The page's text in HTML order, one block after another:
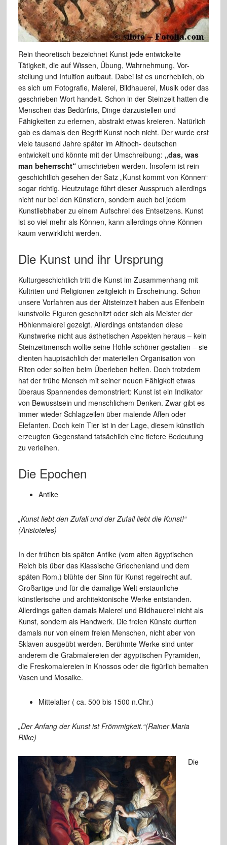
Rein theoretisch bezeichnet Kunst jede entwickelte
Tätigkeit, die auf Wissen, Übung, Wahrnehmung, Vor-
stellung und Intuition aufbaut. Dabei ist es unerheblich, ob
es sich um Fotografie, Malerei, Bildhauerei, Musik oder das
geschrieben Wort handelt. Schon in der Steinzeit hatten die
Menschen das Bedürfnis, Dinge darzustellen und
Fähigkeiten zu erlernen, abstrakt etwas kreieren. Natürlich
gab es damals den Begriff Kunst noch nicht. Der wurde erst
viele tausend Jahre später im Althoch- deutschen
entwickelt und könnte mit der Umschreibung: „das, was
man beherrscht“ umschrieben werden. Insofern ist rein
geschichtlich gesehen der Satz „Kunst kommt von Können“
sogar richtig. Heutzutage führt dieser Ausspruch allerdings
nicht nur bei den Künstlern, sondern auch bei jedem
Kunstliebhaber zu einem Aufschrei des Entsetzens. Kunst
ist so viel mehr als Können, kann allerdings ohne Können
kaum verwirklicht werden.
Die Kunst und ihr Ursprung
Kulturgeschichtlich tritt die Kunst im Zusammenhang mit
Kultriten und Religionen zeitgleich in Erscheinung. Schon
unsere Vorfahren aus der Altsteinzeit haben aus Elfenbein
kunstvolle Figuren geschnitzt oder sich als Meister der
Höhlenmalerei gezeigt. Allerdings entstanden diese
Kunstwerke nicht aus ästhetischen Aspekten heraus – kein
Steinzeitmensch wollte seine Höhle schöner gestalten – sie
dienten hauptsächlich der materiellen Organisation von
Riten oder sollten beim Überleben helfen. Doch trotzdem
hat der frühe Mensch mit seiner neuen Fähigkeit etwas
überaus Spannendes demonstriert: Kunst ist ein Indikator
von Bewusstsein und menschlichem Denken. Zwar gibt es
immer wieder Schlagzeilen über malende Affen oder
Elefanten. Doch kein Tier ist in der Lage, diesem künstlich
erzeugten Gegenstand tatsächlich eine tiefere Bedeutung
zu verleihen.
Die Epochen
Antike
„Kunst liebt den Zufall und der Zufall liebt die Kunst!“
(Aristoteles)
In der frühen bis späten Antike (vom alten ägyptischen
Reich bis über das Klassische Griechenland und dem
späten Rom.) blühte der Sinn für Kunst regelrecht auf.
Großartige und für die damalige Welt erstaunliche
künstlerische und architektonische Werke entstanden.
Allerdings galten damals Malerei und Bildhauerei nicht als
Kunst, sondern als Handwerk. Die freien Künste durften
damals nur von einem freien Menschen, nicht aber von
Sklaven ausgeübt werden. Berühmte Werke sind unter
anderem die Grabmalereien der ägyptischen Pyramiden,
die Freskomalereien in Knossos oder die figürlich bemalten
Vasen und Mosaike.
Mittelalter ( ca. 500 bis 1500 n.Chr.)
„Der Anfang der Kunst ist Frömmigkeit.“(Rainer Maria
Rilke)
Die